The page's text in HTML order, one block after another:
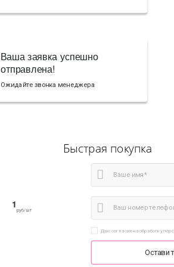
Ваша заявка успешно
отправлена!
Ожидайте звонка менеджера
Быстрая покупка
1 руб/шт
Даю согласие на обработку